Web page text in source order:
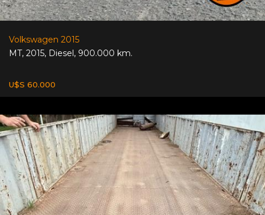
Volkswagen 2015
MT, 2015, Diesel, 900.000 km.
U$S 60.000